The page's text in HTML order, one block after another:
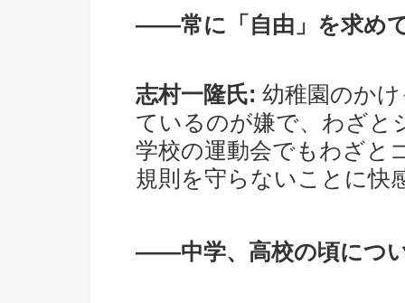
――常に「自由」を求め
志村一隆氏: 幼稚園のか
ているのが嫌で、わざと
学校の運動会でもわざと
規則を守らないことに快
――中学、高校の頃につ